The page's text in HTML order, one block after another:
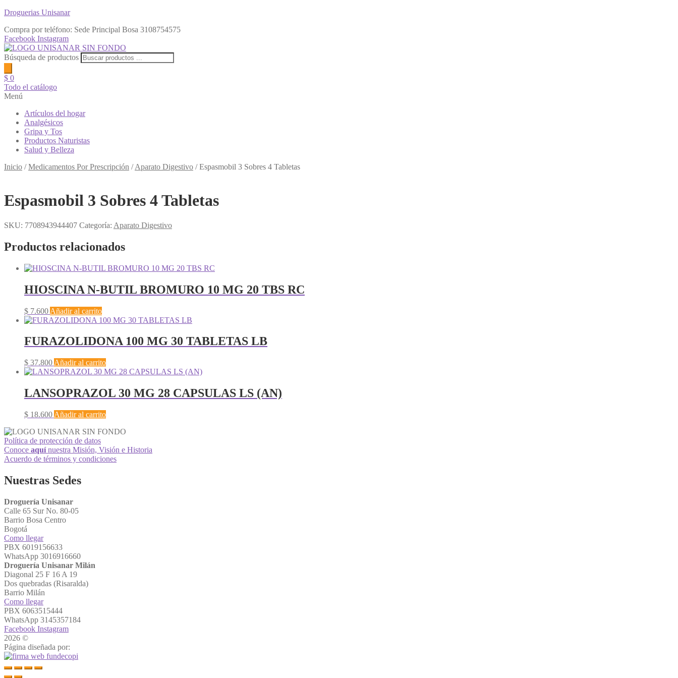
Droguerias Unisanar
Compra por teléfono: Sede Principal Bosa 3108754575
Facebook Instagram
Búsqueda de productos
$ 0
Todo el catálogo
Menú
Artículos del hogar
Analgésicos
Gripa y Tos
Productos Naturistas
Salud y Belleza
Inicio /Medicamentos Por Prescripción /Aparato Digestivo /Espasmobil 3 Sobres 4 Tabletas
Espasmobil 3 Sobres 4 Tabletas
SKU: 7708943944407 Categoría: Aparato Digestivo
Productos relacionados
HIOSCINA N-BUTIL BROMURO 10 MG 20 TBS RC
$ 7.600 Añadir al carrito
FURAZOLIDONA 100 MG 30 TABLETAS LB
$ 37.800 Añadir al carrito
LANSOPRAZOL 30 MG 28 CAPSULAS LS (AN)
$ 18.600 Añadir al carrito
Política de protección de datos
Conoce aquínuestra Misión, Visión e Historia
Acuerdo de términos y condiciones
Nuestras Sedes
Droguería Unisanar
Calle 65 Sur No. 80-05
Barrio Bosa Centro
Bogotá
Como llegar
PBX 6019156633
WhatsApp 3016916660
Droguería Unisanar Milán
Diagonal 25 F 16 A 19
Dos quebradas (Risaralda)
Barrio Milán
Como llegar
PBX 6063515444
WhatsApp 3145357184
Facebook Instagram
2026 ©
Página diseñada por: